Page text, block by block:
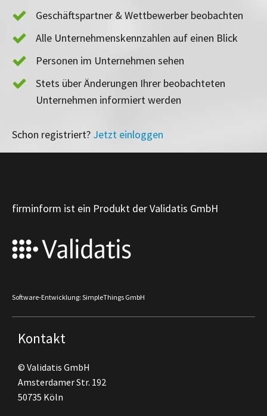
Geschäftspartner & Wettbewerber beobachten
Alle Unternehmenskennzahlen auf einen Blick
Personen im Unternehmen sehen
Stets über Änderungen Ihrer beobachteten
Unternehmen informiert werden
Schon registriert? Jetzt einloggen
firminform ist ein Produkt der Validatis GmbH
Software-Entwicklung: SimpleThings GmbH
Kontakt
© Validatis GmbH
Amsterdamer Str. 192
50735 Köln